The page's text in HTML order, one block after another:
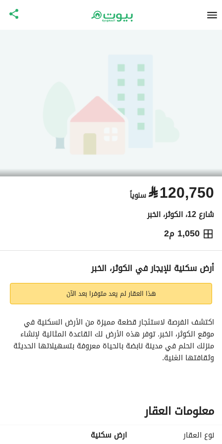
⃁120,750 سنوياً
شارع 12، الكوثر، الخبر
1,050 م2
⃁
120,750
الإعلان الاماكن القريبة
أرض سكنية للإيجار في الكوثر، الخبر
هذا العقار لم يعد متوفرا بعد الآن
وثقافتها الغنية.
- **الموقع:** الكوثر، الخبر
- **السعر:** 120,750 ريال سعودي
- **مفروش:** لا
معلومات العقار
نوع العقار
ارض سكنية